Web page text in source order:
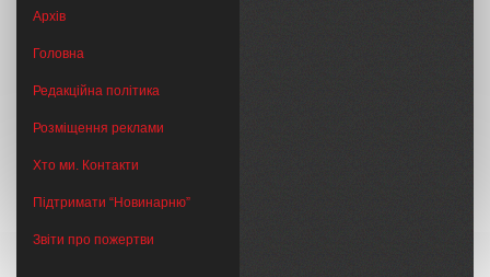
Архів
Головна
Редакційна політика
Розміщення реклами
Хто ми. Контакти
Підтримати “Новинарню”
Звіти про пожертви